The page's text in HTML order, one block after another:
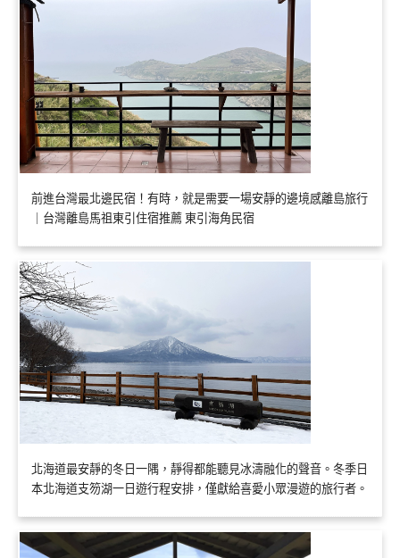
前進台灣最北邊民宿！有時，就是需要一場安靜的邊境感離島旅行
｜台灣離島馬祖東引住宿推薦 東引海角民宿
北海道最安靜的冬日一隅，靜得都能聽見冰濤融化的聲音。冬季日
本北海道支笏湖一日遊行程安排，僅獻給喜愛小眾漫遊的旅行者。